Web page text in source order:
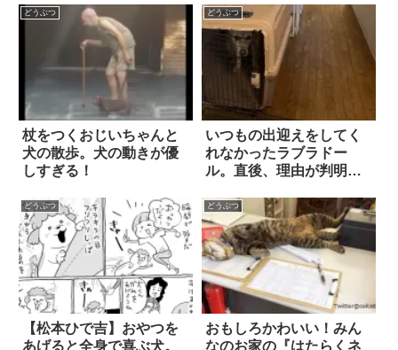
どうぶつ
杖をつくおじいちゃんと
犬の散歩。犬の動きが優
しすぎる！
どうぶつ
いつもの出迎えをしてく
れなかったラブラドー
ル。直後、理由が判明し
どうぶつ
【松本ひで吉】おやつを
あげると全身で喜ぶ犬。
どうぶつ
おもしろかわいい！みん
なのお家の『はたらくネ